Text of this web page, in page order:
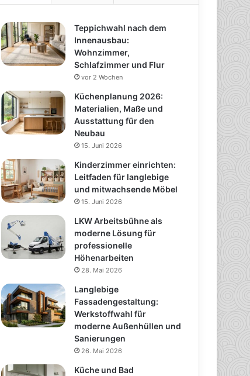
Teppichwahl nach dem
Innenausbau:
Wohnzimmer,
Schlafzimmer und Flur
vor 2 Wochen
Küchenplanung 2026:
Materialien, Maße und
Ausstattung für den
Neubau
15. Juni 2026
Kinderzimmer einrichten:
Leitfaden für langlebige
und mitwachsende Möbel
15. Juni 2026
LKW Arbeitsbühne als
moderne Lösung für
professionelle
Höhenarbeiten
28. Mai 2026
Langlebige
Fassadengestaltung:
Werkstoffwahl für
moderne Außenhüllen und
Sanierungen
26. Mai 2026
Küche und Bad